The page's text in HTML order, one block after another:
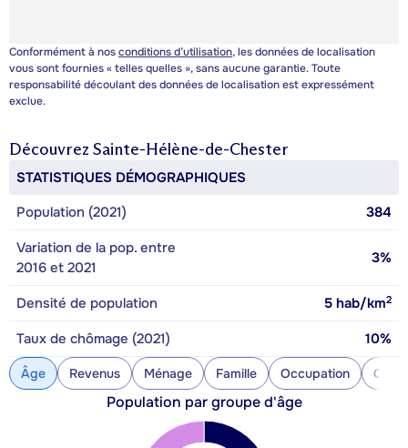
Conformément à nosconditions d’utilisation, les données de localisation
vous sont fournies « telles quelles », sans aucune garantie. Toute
responsabilité découlant des données de localisation est expressément
exclue.
Découvrez Sainte-Hélène-de-Chester
STATISTIQUES DÉMOGRAPHIQUES
Population (2021)
384
Variation de la pop. entre
2016 et 2021
3%
Densité de population 5 hab/km2
Taux de chômage (2021) 10%
Âge Revenus Ménage Famille Occupation
Population par groupe d'âge